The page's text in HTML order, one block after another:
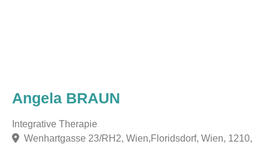
Angela BRAUN
Integrative Therapie
Wenhartgasse 23/RH2, Wien,Floridsdorf, Wien, 1210,